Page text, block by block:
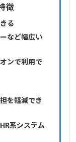
徴
る
など幅広い
ンで利用で
を軽減でき
系システム